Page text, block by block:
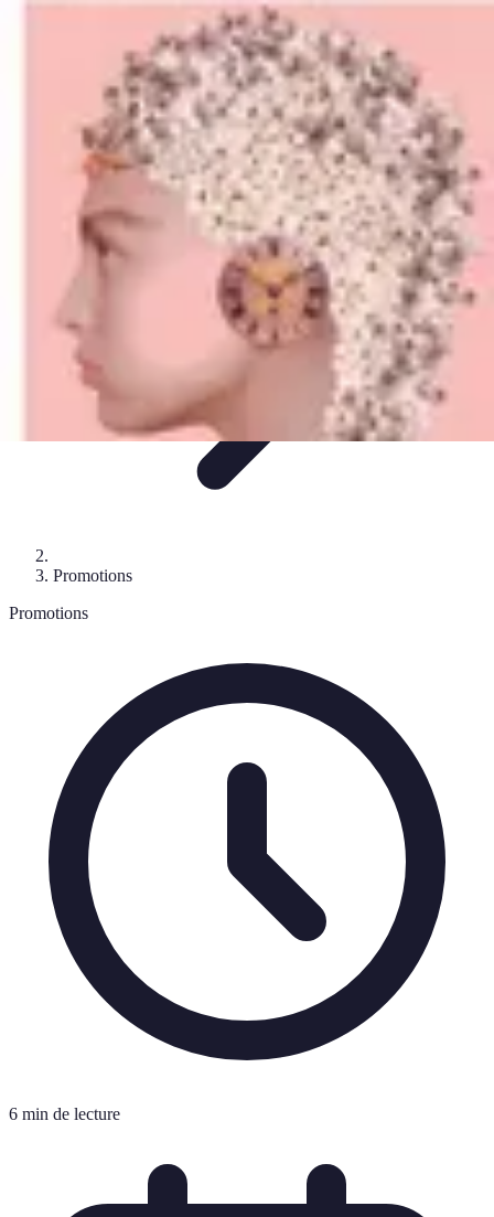
Astuces et ConseilsInfo & conseils
Offres et Promotions
Deal Boutique Express
Promotions
Promotions
6 min de lecture